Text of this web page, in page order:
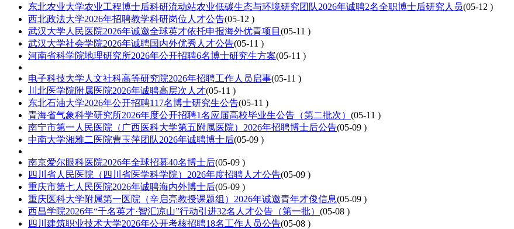
东北农业大学农业工程博士后科研流动站农业低碳生态与环境研究团队2026年诚聘2名全职博士后研究人员(05-12 )
西北政法大学2026年招聘教学科研岗位人才公告(05-12 )
武汉大学人民医院2026年诚邀全球英才依托申报海外优青项目 (05-11 )
武汉大学社会学院2026年诚聘国内外优秀人才公告(05-11 )
河南省科学院地理研究所2026年公开招聘6名博士研究生方案(05-11 )
电子科技大学人文社科高等研究院2026年招聘工作人员启事(05-11 )
川北医学院附属医院2026年诚聘高层次人才(05-11 )
东北石油大学2026年公开招聘117名博士研究生公告(05-11 )
青海省气象科学研究所2026年度公开招聘1名应届高校毕业生公告（第二批次） (05-11 )
南宁市第一人民医院（广西医科大学第五附属医院）2026年招聘博士后公告(05-09 )
中南大学湘雅二医院曹玉萍团队2026年诚聘博士后(05-09 )
南京爱尔眼科医院2026年全球招募40名博士后(05-09 )
四川省人民医院（四川省医学科学院）2026年度招聘人才公告(05-09 )
重庆市第七人民医院2026年诚聘海内外博士后(05-09 )
重庆医科大学附属第一医院（辛启亮教授课题组）2026年诚邀青年才俊信息(05-09 )
西昌学院2026年“千名英才·智汇凉山”行动引进32名人才公告（第一批） (05-08 )
四川建筑职业技术大学2026年公开考核招聘18名工作人员公告(05-08 )